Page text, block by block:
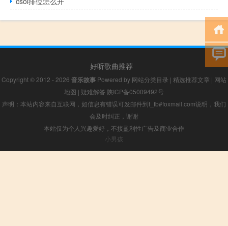
好听歌曲推荐
Copyright © 2012 - 2026 音乐故事 Powered by 网站分类目录 | 精选推荐文章 | 网站
地图 | 疑难解答 陕ICP备05009492号
声明：本站内容来自互联网，如信息有错误可发邮件到f_fb#foxmail.com说明，我们
会及时纠正，谢谢
本站仅为个人兴趣爱好，不接盈利性广告及商业合作
小男孩